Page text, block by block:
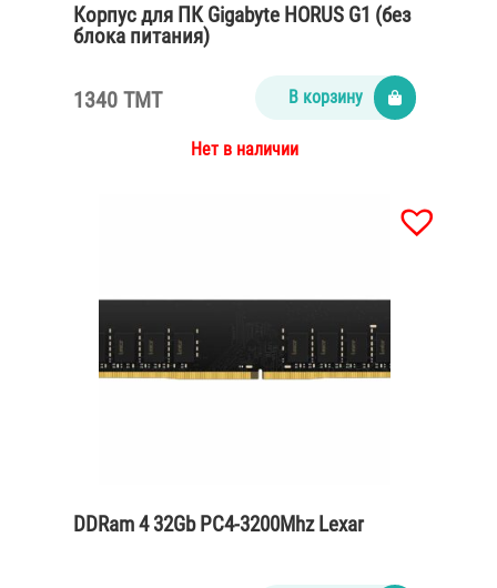
Корпус для ПК Gigabyte HORUS G1 (без
блока питания)
1340 TMT В корзину
Нет в наличии
DDRam 4 32Gb PC4-3200Mhz Lexar